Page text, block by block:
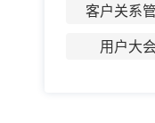
客户关系
用户大